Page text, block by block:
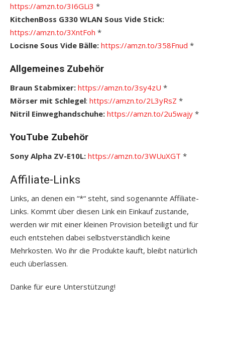
https://amzn.to/3I6GLi3 *
KitchenBoss G330 WLAN Sous Vide Stick:
https://amzn.to/3XntFoh *
Locisne Sous Vide Bälle: https://amzn.to/358Fnud *
Allgemeines Zubehör
Braun Stabmixer: https://amzn.to/3sy4zU *
Mörser mit Schlegel: https://amzn.to/2L3yRsZ *
Nitril Einweghandschuhe: https://amzn.to/2u5wajy *
YouTube Zubehör
Sony Alpha ZV-E10L: https://amzn.to/3WUuXGT *
Affiliate-Links
Links, an denen ein “*“ steht, sind sogenannte Affiliate-
Links. Kommt über diesen Link ein Einkauf zustande,
werden wir mit einer kleinen Provision beteiligt und für
euch entstehen dabei selbstverständlich keine
Mehrkosten. Wo ihr die Produkte kauft, bleibt natürlich
euch überlassen.
Danke für eure Unterstützung!